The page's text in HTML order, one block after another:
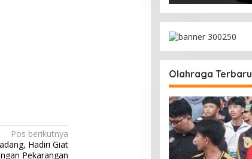
Pos berikutnya
Hadiri Giat
Pekarangan
Olahraga Terbaru